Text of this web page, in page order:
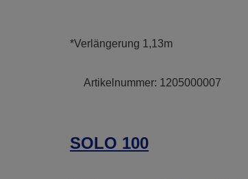
*Verlängerung 1,13m
Artikelnummer: 1205000007
SOLO 100